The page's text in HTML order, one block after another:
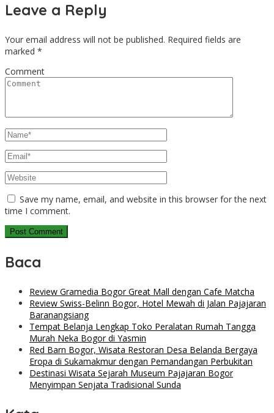
Leave a Reply
Your email address will not be published. Required fields are
marked *
Comment
Save my name, email, and website in this browser for the next
time I comment.
Baca
Review Gramedia Bogor Great Mall dengan Cafe Matcha
Review Swiss-Belinn Bogor, Hotel Mewah di Jalan Pajajaran
Baranangsiang
Tempat Belanja Lengkap Toko Peralatan Rumah Tangga
Murah Neka Bogor di Yasmin
Red Barn Bogor, Wisata Restoran Desa Belanda Bergaya
Eropa di Sukamakmur dengan Pemandangan Perbukitan
Destinasi Wisata Sejarah Museum Pajajaran Bogor
Menyimpan Senjata Tradisional Sunda